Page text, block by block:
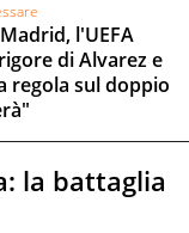
l'UEFA
di Alvarez e
regola sul doppio
la battaglia